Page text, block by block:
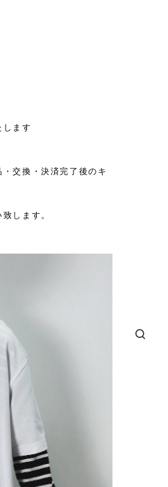
ます
交換・決済完了後のキ
します。